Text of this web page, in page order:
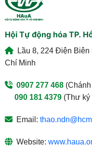
Hội Tự động hóa TP.
Lầu 8, 224 Điện Biên
Chí Minh
0907 277 468
090 181 4379(Thư ký
Email:
Website: